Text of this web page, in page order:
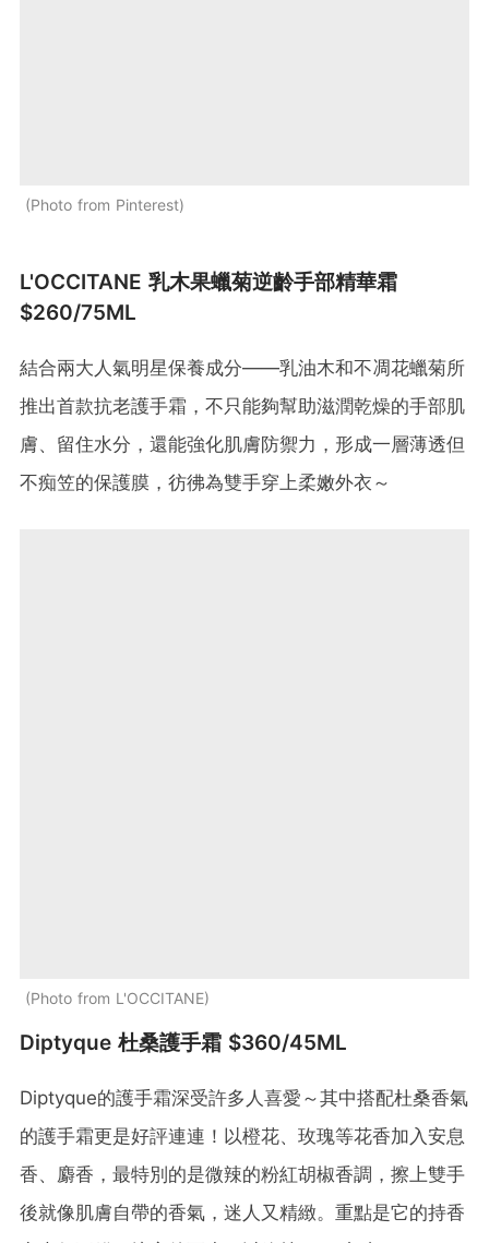
Photo from Pinterest
L'OCCITANE 乳木果蠟菊逆齡手部精華霜
$260/75ML
結合兩大人氣明星保養成分——乳油木和不凋花蠟菊所
推出首款抗老護手霜，不只能夠幫助滋潤乾燥的手部肌
膚、留住水分，還能強化肌膚防禦力，形成一層薄透但
不痴笠的保護膜，彷彿為雙手穿上柔嫩外衣～
Photo from L'OCCITANE
Diptyque 杜桑護手霜 $360/45ML
Diptyque的護手霜深受許多人喜愛～其中搭配杜桑香氣
的護手霜更是好評連連！以橙花、玫瑰等花香加入安息
香、麝香，最特別的是微辣的粉紅胡椒香調，擦上雙手
後就像肌膚自帶的香氣，迷人又精緻。重點是它的持香